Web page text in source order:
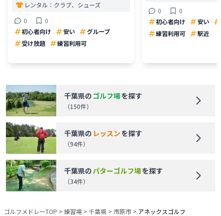
レンタル： クラブ、シューズ
0
0
初心者向け
安い
グループ
受け放題
練習利用可
0
0
初心者向け
安い
練習利用可
駅近
千葉県の ゴルフ場を探す
（150件）
千葉県の レッスンを探す
（94件）
千葉県のパターゴルフ場を探す
（34件）
ゴルフメドレーTOP > 練習場 > 千葉県 > 市原市 > アネックスゴルフ